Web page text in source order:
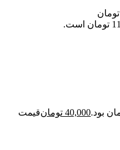
قیمت اصلی 139,000 تومان
40,000 تومانقیمت